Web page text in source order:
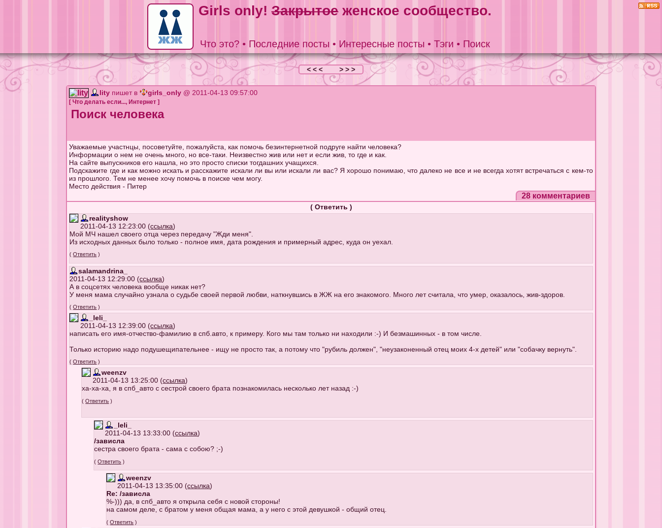
Girls only! Закрытое женское сообщество.
Что это? • Последние посты • Интересные посты • Тэги • Поиск
< < < > > >
lity пишет в girls_only @ 2011-04-13 09:57:00
[Что делать если..., Интернет ]
Поиск человека
Уважаемые участнцы, посоветуйте, пожалуйста, как помочь безинтернетной подруге найти человека?
Информации о нем не очень много, но все-таки. Неизвестно жив или нет и если жив, то где и как.
На сайте выпускников его нашла, но это просто списки тогдашних учащихся.
Подскажите где и как можно искать и расскажите искали ли вы или искали ли вас? Я хорошо понимаю, что далеко не все и не всегда хотят встречаться с кем-то
из прошлого. Тем не менее хочу помочь в поиске чем могу.
Место действия - Питер
28 комментариев
( Ответить )
realityshow
2011-04-13 12:23:00 (ссылка)
Мой МЧ нашел своего отца через передачу "Жди меня".
Из исходных данных было только - полное имя, дата рождения и примерный адрес, куда он уехал.
(Ответить )
salamandrina_
2011-04-13 12:29:00 (ссылка)
А в соцсетях человека вообще никак нет?
У меня мама случайно узнала о судьбе своей первой любви, наткнувшись в ЖЖ на его знакомого. Много лет считала, что умер, оказалось, жив-здоров.
(Ответить )
_leli_
2011-04-13 12:39:00 (ссылка)
написать его имя-отчество-фамилию в спб.авто, к примеру. Кого мы там только ни находили :-) И безмашинных - в том числе.
Только историю надо подушещипательнее - ищу не просто так, а потому что "рубиль должен", "неузаконенный отец моих 4-х детей" или "собачку вернуть".
(Ответить )
weenzv
2011-04-13 13:25:00 (ссылка)
ха-ха-ха, я в спб_авто с сестрой своего брата познакомилась несколько лет назад :-)
(Ответить )
_leli_
2011-04-13 13:33:00 (ссылка)
/зависла
сестра своего брата - сама с собою? ;-)
(Ответить )
weenzv
2011-04-13 13:35:00 (ссылка)
Re: /зависла
%-))) да, в спб_авто я открыла себя с новой стороны!
на самом деле, с братом у меня общая мама, а у него с этой девушкой - общий отец.
(Ответить )